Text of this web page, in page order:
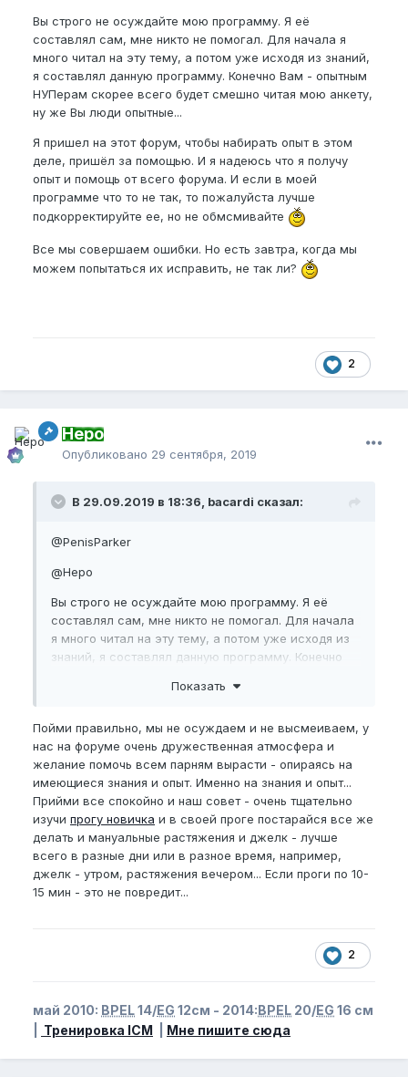
Вы строго не осуждайте мою программу. Я её
составлял сам, мне никто не помогал. Для начала я
много читал на эту тему, а потом уже исходя из знаний,
я составлял данную программу. Конечно Вам - опытным
НУПерам скорее всего будет смешно читая мою анкету,
ну же Вы люди опытные...
Я пришел на этот форум, чтобы набирать опыт в этом
деле, пришёл за помощью. И я надеюсь что я получу
опыт и помощь от всего форума. И если в моей
программе что то не так, то пожалуйста лучше
подкорректируйте ее, но не обмсмивайте
Все мы совершаем ошибки. Но есть завтра, когда мы
можем попытаться их исправить, не так ли?
2
Неро
Опубликовано 29 сентября, 2019
В 29.09.2019 в 18:36, bacardi сказал:
@PenisParker
@Неро
Вы строго не осуждайте мою программу. Я её
составлял сам, мне никто не помогал. Для начала
я много читал на эту тему, а потом уже исходя из
знаний, я составлял данную программу. Конечно
смешно читая мою анкету, ну же Вы люди
Я пришел на этот форум, чтобы набирать опыт в
этом деле, пришёл за помощью. И я надеюсь что я
получу опыт и помощь от всего форума. И если в
моей программе что то не так, то пожалуйста
лучше подкорректируйте ее, но не обмсмивайте
Все мы совершаем ошибки. Но есть завтра, когда
мы можем попытаться их исправить, не так ли?
Показать
Пойми правильно, мы не осуждаем и не высмеиваем, у
нас на форуме очень дружественная атмосфера и
желание помочь всем парням вырасти - опираясь на
имеющиеся знания и опыт. Именно на знания и опыт...
Прийми все спокойно и наш совет - очень тщательно
изучи прогу новичка и в своей проге постарайся все же
делать и мануальные растяжения и джелк - лучше
всего в разные дни или в разное время, например,
джелк - утром, растяжения вечером... Если проги по 10-
15 мин - это не повредит...
2
май 2010: BPEL14/EG 12см - 2014:BPEL 20/EG 16 см
Тренировка ICM Мне пишите сюда